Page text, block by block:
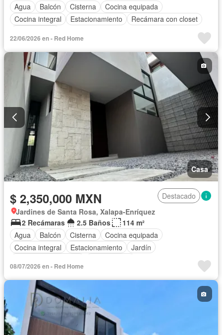
Agua
Balcón Cisterna
Cocina equipada
Cocina integral
Estacionamiento
Recámara con closet
22/06/2026 en - Red Home
Casa
$ 2,350,000 MXN
Destacado
Jardines de Santa Rosa, Xalapa-Enríquez
2 Recámaras
2.5 Baños
114 m²
Agua
Balcón Cisterna
Cocina equipada
Cocina integral
Estacionamiento
Jardín
08/07/2026 en - Red Home